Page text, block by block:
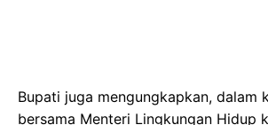
Bupati juga mengungkapkan, dalam
bersama Menteri Lingkungan Hidup